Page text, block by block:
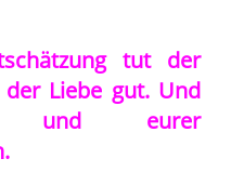
tut der
Liebe gut. Und
und eurer